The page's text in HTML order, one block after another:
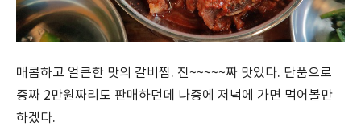
매콤하고 얼큰한 맛의 갈비찜. 진~~~~~짜 맛있다. 단품으로
중짜 2만원짜리도 판매하던데 나중에 저녁에 가면 먹어볼만
하겠다.